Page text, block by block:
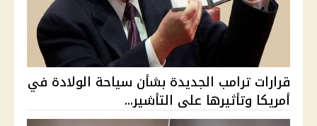
قرارات ترامب الجديدة بشأن سياحة الولادة في
أمريكا وتأثيرها على التأشير...